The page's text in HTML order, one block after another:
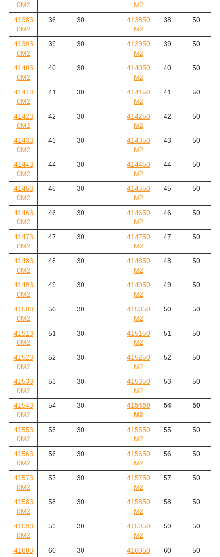
0M2
M2
41383
0M2
38 30
413850
M2
38 50
41393
0M2
39 30
413950
M2
39 50
41403
0M2
40 30
414050
M2
40 50
41413
0M2
41 30
414150
M2
41 50
41423
0M2
42 30
414250
M2
42 50
41433
0M2
43 30
414350
M2
43 50
41443
0M2
44 30
414450
M2
44 50
41453
0M2
45 30
414550
M2
45 50
41463
0M2
46 30
414650
M2
46 50
41473
0M2
47 30
414750
M2
47 50
41483
0M2
48 30
414850
M2
48 50
41493
0M2
49 30
414950
M2
49 50
41503
0M2
50 30
415050
M2
50 50
41513
0M2
51 30
415150
M2
51 50
41523
0M2
52 30
415250
M2
52 50
41533
0M2
53 30
415350
M2
53 50
41543
0M2
54 30
415450
M2
54 50
41553
0M2
55 30
415550
M2
55 50
41563
0M2
56 30
415650
M2
56 50
41573
0M2
57 30
415750
M2
57 50
41583
0M2
58 30
415850
M2
58 50
41593
0M2
59 30
415950
M2
59 50
41603
60 30
416050
60 50